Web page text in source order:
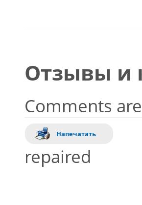
Отзывы и
Comments
Напечатать
repaired